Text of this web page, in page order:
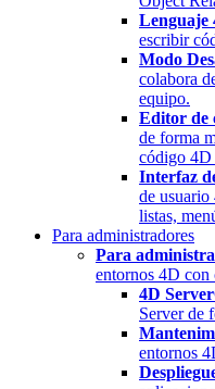
Lenguaje
escribir
Modo
colabora
equipo.
Editor de
de forma
código 4D
Interfaz
de
listas,
Para administradores
Para
entornos 4D
4D Server
Server de
entornos